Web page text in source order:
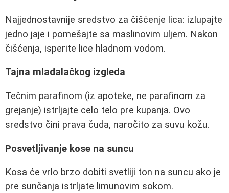
Najjednostavnije sredstvo za čišćenje lica: izlupajte
jedno jaje i pomešajte sa maslinovim uljem. Nakon
čišćenja, isperite lice hladnom vodom.
Tajna mladalačkog izgleda
Tečnim parafinom (iz apoteke, ne parafinom za
grejanje) istrljajte celo telo pre kupanja. Ovo
sredstvo čini prava čuda, naročito za suvu kožu.
Posvetljivanje kose na suncu
Kosa će vrlo brzo dobiti svetliji ton na suncu ako je
pre sunčanja istrljate limunovim sokom.